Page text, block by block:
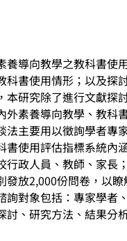
導向教學之教科書使
書使用情形；以及探
研究除了進行文獻探
素養導向教學、教科
主要用以徵詢學者專
使用評估指標系統內
政人員、教師、家長
放2,000份問卷，以
對象包括：專家學者
、研究方法、結果分